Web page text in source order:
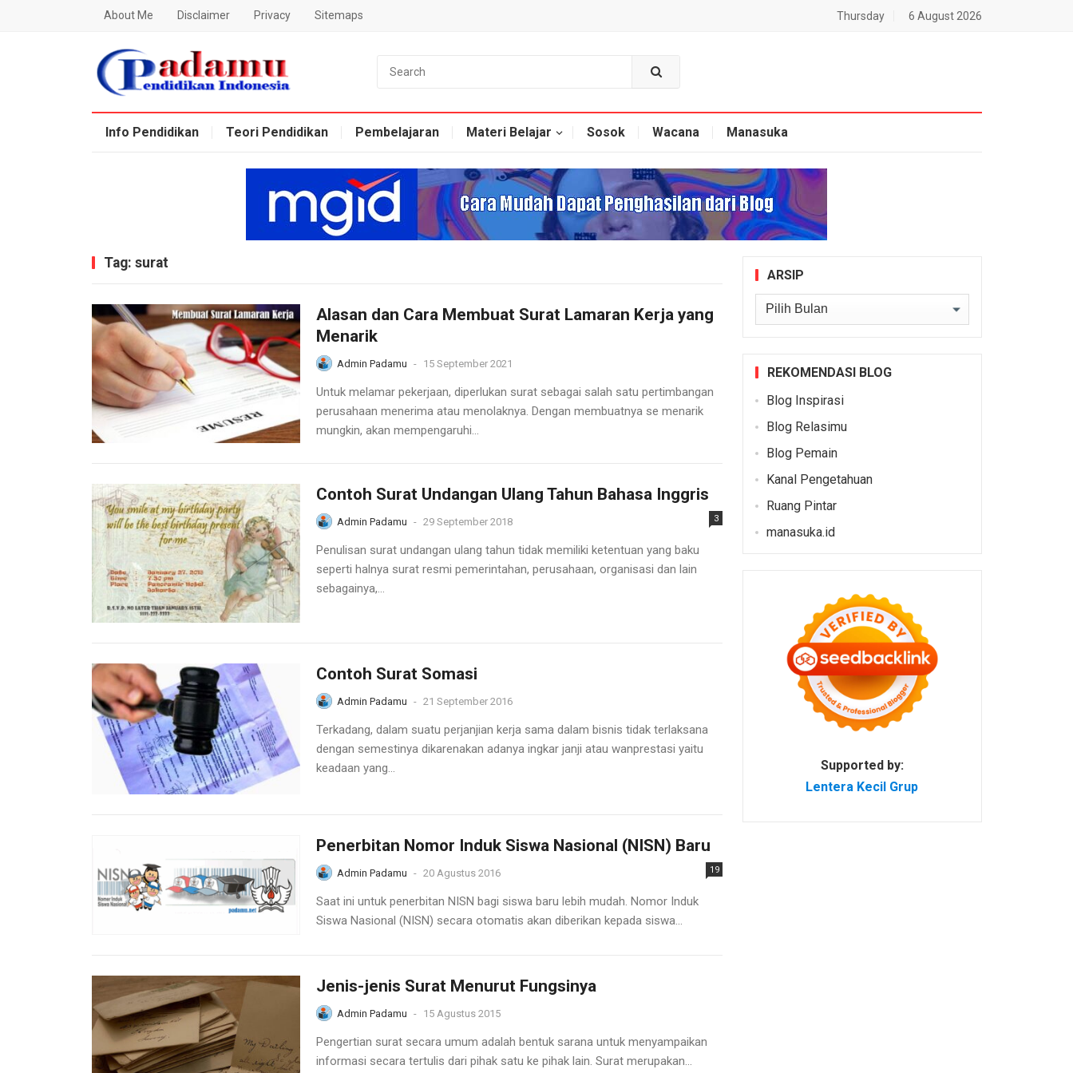
About Me Disclaimer Privacy Sitemaps Thursday 6 August 2026
Blog Padamu
Info Pendidikan
Teori Pendidikan Pembelajaran Materi Belajar Sosok Wacana Manasuka
Tag: surat
Alasan dan Cara Membuat Surat Lamaran Kerja yang
Menarik
Admin Padamu - 15 September 2021
Untuk melamar pekerjaan, diperlukan surat sebagai salah satu pertimbangan
perusahaan menerima atau menolaknya. Dengan membuatnya se menarik
mungkin, akan mempengaruhi...
Contoh Surat Undangan Ulang Tahun Bahasa Inggris
Admin Padamu - 29 September 2018 3
Penulisan surat undangan ulang tahun tidak memiliki ketentuan yang baku
seperti halnya surat resmi pemerintahan, perusahaan, organisasi dan lain
sebagainya,...
Contoh Surat Somasi
Admin Padamu - 21 September 2016
Terkadang, dalam suatu perjanjian kerja sama dalam bisnis tidak terlaksana
dengan semestinya dikarenakan adanya ingkar janji atau wanprestasi yaitu
keadaan yang...
Penerbitan Nomor Induk Siswa Nasional (NISN) Baru
Admin Padamu - 20 Agustus 2016 19
Saat ini untuk penerbitan NISN bagi siswa baru lebih mudah. Nomor Induk
Siswa Nasional (NISN) secara otomatis akan diberikan kepada siswa...
Jenis-jenis Surat Menurut Fungsinya
Admin Padamu - 15 Agustus 2015
Pengertian surat secara umum adalah bentuk sarana untuk menyampaikan
informasi secara tertulis dari pihak satu ke pihak lain. Surat merupakan...
ARSIP
Arsip
REKOMENDASI BLOG
Blog Inspirasi
Blog Relasimu
Blog Pemain
Kanal Pengetahuan
Ruang Pintar
manasuka.id
Supported by:
Lentera Kecil Grup